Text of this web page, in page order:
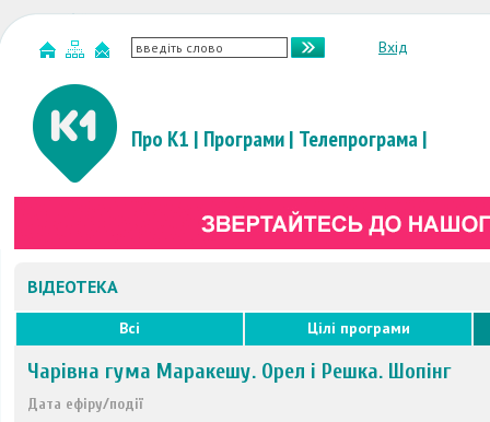
Вхід
Про К1 | Програми| Телепрограма|
ВІДЕОТЕКА
Всі Цілі програми
Чарівна гума Маракешу. Орел і Решка. Шопінг
Дата ефіру/події